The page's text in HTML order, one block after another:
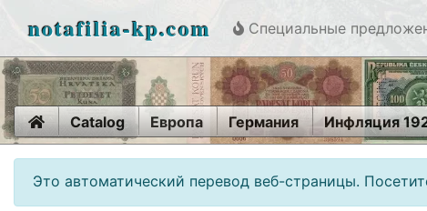
notafilia-kp.com Специальные
HomeCatalog Европа Германия Инфляция
Это автоматический перевод веб-страницы.